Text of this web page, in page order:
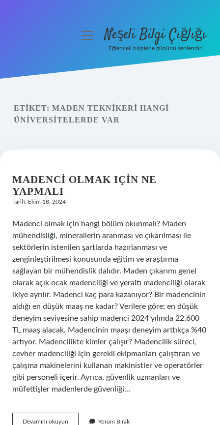
Yasal Uyarı
menüyüNeşeli Bilgi Çığlığı
Eğlenceli bilgilerle gününü şenlendir!
ETIKET: MADEN TEKNIKERI HANGI
ÜNIVERSITELERDE VAR
MADENCI OLMAK IÇIN NE
YAPMALI
Tarih: Ekim 18, 2024
Madenci olmak için hangi bölüm okunmalı? Maden
mühendisliği, minerallerin aranması ve çıkarılması ile
sektörlerin istenilen şartlarda hazırlanması ve
zenginleştirilmesi konusunda eğitim ve araştırma
sağlayan bir mühendislik dalıdır. Maden çıkarımı genel
olarak açık ocak madenciliği ve yeraltı madenciliği olarak
ikiye ayrılır. Madenci kaç para kazanıyor? Bir madencinin
aldığı en düşük maaş ne kadar? Verilere göre; en düşük
deneyim seviyesine sahip madenci 2024 yılında 22.600
TL maaş alacak. Madencinin maaşı deneyim arttıkça %40
artıyor. Madencilikte kimler çalışır? Madencilik süreci,
cevher madenciliği için gerekli ekipmanları çalıştıran ve
çalışma makinelerini kullanan makinistler ve operatörler
gibi personeli içerir. Ayrıca, güvenlik uzmanları ve
müfettişler madenlerde güvenliği…
Devamını okuyun Madenci
Yorum Bırak